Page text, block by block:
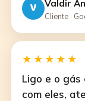
V Valdir
Cliente ·
★★★★★
Ligo e o gás
com eles,